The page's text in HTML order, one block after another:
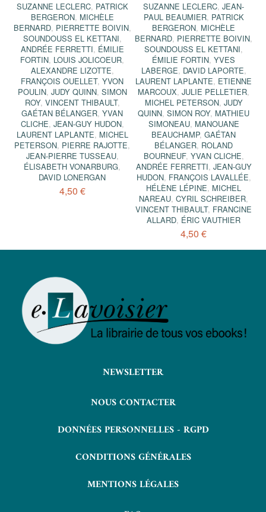
SUZANNE LECLERC, PATRICK
BERGERON, MICHÈLE
BERNARD, PIERRETTE BOIVIN,
SOUNDOUSS EL KETTANI,
ANDRÉE FERRETTI, ÉMILIE
FORTIN, LOUIS JOLICOEUR,
ALEXANDRE LIZOTTE,
FRANÇOIS OUELLET,YVON
POULIN, JUDY QUINN, SIMON
ROY, VINCENT THIBAULT,
GAÉTAN BÉLANGER,YVAN
CLICHE, JEAN-GUY HUDON,
LAURENT LAPLANTE, MICHEL
PETERSON, PIERRE RAJOTTE,
JEAN-PIERRE TUSSEAU,
ÉLISABETH VONARBURG,
DAVID LONERGAN
4,50 €
SUZANNE LECLERC,JEAN-
PAUL BEAUMIER, PATRICK
BERGERON, MICHÈLE
BERNARD, PIERRETTE BOIVIN,
SOUNDOUSS EL KETTANI,
ÉMILIE FORTIN,YVES
LABERGE, DAVID LAPORTE,
LAURENT LAPLANTE, ETIENNE
MARCOUX,JULIE PELLETIER,
MICHEL PETERSON, JUDY
QUINN,SIMON ROY, MATHIEU
SIMONEAU, MANOUANE
BEAUCHAMP,GAÉTAN
BÉLANGER, ROLAND
BOURNEUF, YVAN CLICHE,
ANDRÉE FERRETTI, JEAN-GUY
HUDON, FRANÇOIS LAVALLÉE,
HÉLÈNE LÉPINE, MICHEL
NAREAU,CYRIL SCHREIBER,
VINCENT THIBAULT, FRANCINE
ALLARD, ÉRIC VAUTHIER
4,50 €
NEWSLETTER
NOUS CONTACTER
DONNÉES PERSONNELLES - RGPD
CONDITIONS GÉNÉRALES
MENTIONS LÉGALES